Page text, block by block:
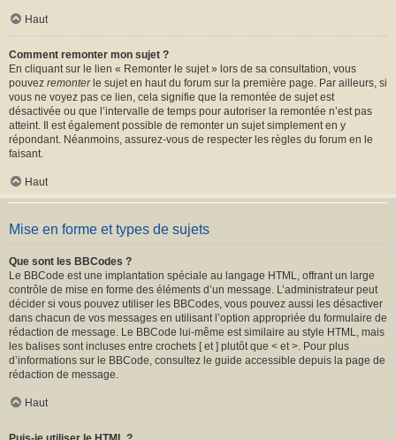
Haut
Comment remonter mon sujet ?
En cliquant sur le lien « Remonter le sujet » lors de sa consultation, vous
pouvez remonterle sujet en haut du forum sur la première page. Par ailleurs, si
vous ne voyez pas ce lien, cela signifie que la remontée de sujet est
désactivée ou que l’intervalle de temps pour autoriser la remontée n’est pas
atteint. Il est également possible de remonter un sujet simplement en y
répondant. Néanmoins, assurez-vous de respecter les règles du forum en le
faisant.
Haut
Mise en forme et types de sujets
Que sont les BBCodes ?
Le BBCode est une implantation spéciale au langage HTML, offrant un large
contrôle de mise en forme des éléments d’un message. L’administrateur peut
décider si vous pouvez utiliser les BBCodes, vous pouvez aussi les désactiver
dans chacun de vos messages en utilisant l’option appropriée du formulaire de
rédaction de message. Le BBCode lui-même est similaire au style HTML, mais
les balises sont incluses entre crochets [ et ] plutôt que < et >. Pour plus
d’informations sur le BBCode, consultez le guide accessible depuis la page de
rédaction de message.
Haut